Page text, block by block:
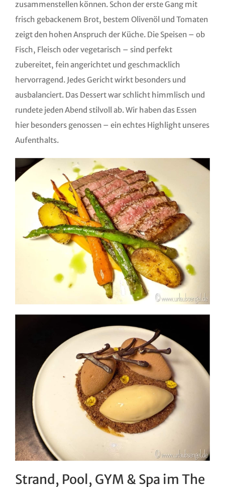
zusammenstellen können. Schon der erste Gang mit
frisch gebackenem Brot, bestem Olivenöl und Tomaten
zeigt den hohen Anspruch der Küche. Die Speisen – ob
Fisch, Fleisch oder vegetarisch – sind perfekt
zubereitet, fein angerichtet und geschmacklich
hervorragend. Jedes Gericht wirkt besonders und
ausbalanciert. Das Dessert war schlicht himmlisch und
rundete jeden Abend stilvoll ab. Wir haben das Essen
hier besonders genossen – ein echtes Highlight unseres
Aufenthalts.
Strand, Pool, GYM & Spa im The